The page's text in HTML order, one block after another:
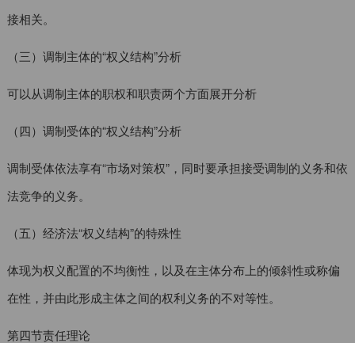
接相关。
（三）调制主体的“权义结构”分析
可以从调制主体的职权和职责两个方面展开分析
（四）调制受体的“权义结构”分析
调制受体依法享有“市场对策权”，同时要承担接受调制的义务和依
法竞争的义务。
（五）经济法“权义结构”的特殊性
体现为权义配置的不均衡性，以及在主体分布上的倾斜性或称偏
在性，并由此形成主体之间的权利义务的不对等性。
第四节责任理论